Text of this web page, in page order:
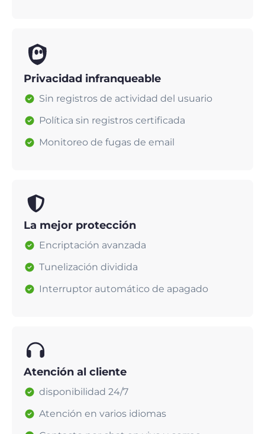
Privacidad infranqueable
Sin registros de actividad del usuario
Política sin registros certificada
Monitoreo de fugas de email
La mejor protección
Encriptación avanzada
Tunelización dividida
Interruptor automático de apagado
Atención al cliente
disponibilidad 24/7
Atención en varios idiomas